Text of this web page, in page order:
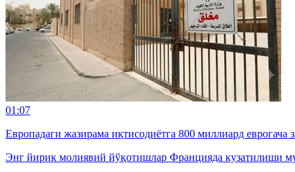
01:07
Европадаги жазирама иқтисодиётга 800 миллиард еврогача
Энг йирик молиявий йўқотишлар Францияда кузатилиши